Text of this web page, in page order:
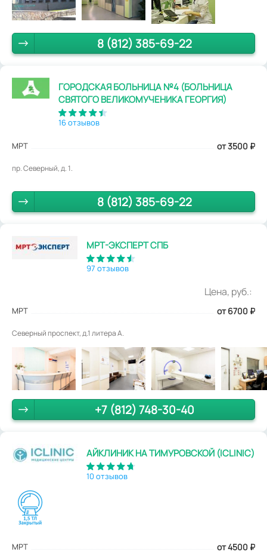
8 (812) 385-69-22
ГОРОДСКАЯ БОЛЬНИЦА №4 (БОЛЬНИЦА
СВЯТОГО ВЕЛИКОМУЧЕНИКА ГЕОРГИЯ)
16 отзывов
МРТ от 3500 ₽
пр. Северный, д. 1.
8 (812) 385-69-22
МРТ-ЭКСПЕРТ СПБ
97 отзывов
Цена, руб.:
МРТ от 6700 ₽
Северный проспект, д.1 литера А.
+7 (812) 748-30-40
АЙКЛИНИК НА ТИМУРОВСКОЙ (ICLINIC)
10 отзывов
МРТ от 4500 ₽